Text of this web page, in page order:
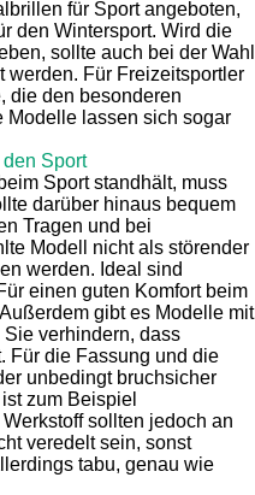
für Sport angeboten,
den Wintersport. Wird die
sollte auch bei der Wahl
werden. Für Freizeitsportler
die den besonderen
Modelle lassen sich sogar
Sport
Sport standhält, muss
darüber hinaus bequem
Tragen und bei
Modell nicht als störender
werden. Ideal sind
einen guten Komfort beim
gibt es Modelle mit
verhindern, dass
Für die Fassung und die
unbedingt bruchsicher
zum Beispiel
sollten jedoch an
veredelt sein, sonst
tabu, genau wie